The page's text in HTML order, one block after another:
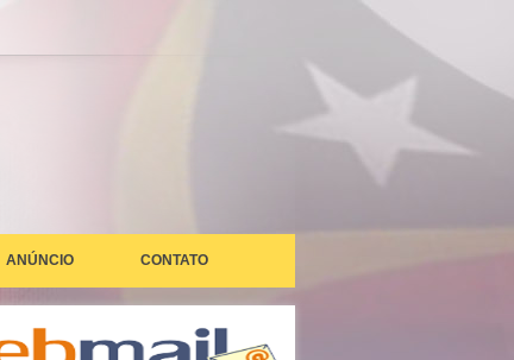
ANÚNCIO CONTATO